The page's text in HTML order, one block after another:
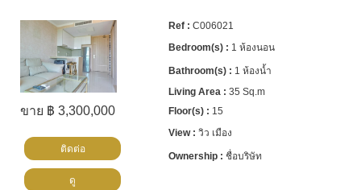
ขาย ฿ 3,300,000
C006021
1 ห้องนอน
1 ห้องน้ำ
35 Sq.m
15
วิว เมือง
ชื่อบริษัท
ติดต่อ
ดู